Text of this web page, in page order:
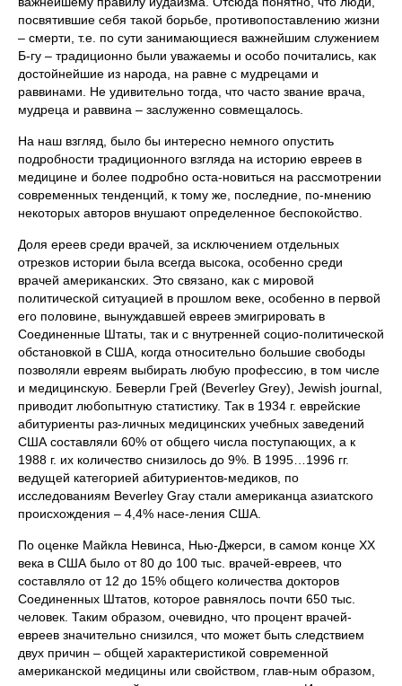
посвятившие себя такой борьбе, противопоставлению жизни
– смерти, т.е. по сути занимающиеся важнейшим служением
Б-гу – традиционно были уважаемы и особо почитались, как
достойнейшие из народа, на равне с мудрецами и
раввинами. Не удивительно тогда, что часто звание врача,
мудреца и раввина – заслуженно совмещалось.
На наш взгляд, было бы интересно немного опустить
подробности традиционного взгляда на историю евреев в
медицине и более подробно оста-новиться на рассмотрении
современных тенденций, к тому же, последние, по-мнению
некоторых авторов внушают определенное беспокойство.
Доля ереев среди врачей, за исключением отдельных
отрезков истории была всегда высока, особенно среди
врачей американских. Это связано, как с мировой
политической ситуацией в прошлом веке, особенно в первой
его половине, вынуждавшей евреев эмигрировать в
Соединенные Штаты, так и с внутренней социо-политической
обстановкой в США, когда относительно большие свободы
позволяли евреям выбирать любую профессию, в том числе
и медицинскую. Беверли Грей (Beverley Grey), Jewish journal,
приводит любопытную статистику. Так в 1934 г. еврейские
абитуриенты раз-личных медицинских учебных заведений
США составляли 60% от общего числа поступающих, а к
1988 г. их количество снизилось до 9%. В 1995…1996 гг.
ведущей категорией абитуриентов-медиков, по
исследованиям Beverley Gray стали американца азиатского
происхождения – 4,4% насе-ления США.
По оценке Майкла Невинса, Нью-Джерси, в самом конце XX
века в США было от 80 до 100 тыс. врачей-евреев, что
составляло от 12 до 15% общего количества докторов
Соединенных Штатов, которое равнялось почти 650 тыс.
человек. Таким образом, очевидно, что процент врачей-
евреев значительно снизился, что может быть следствием
двух причин – общей характеристикой современной
американской медицины или свойством, глав-ным образом,